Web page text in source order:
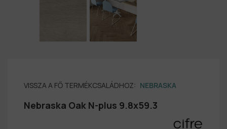
VISSZA A FŐ TERMÉKCSALÁDHOZ: NEBRASKA
Nebraska Oak N-plus 9.8x59.3